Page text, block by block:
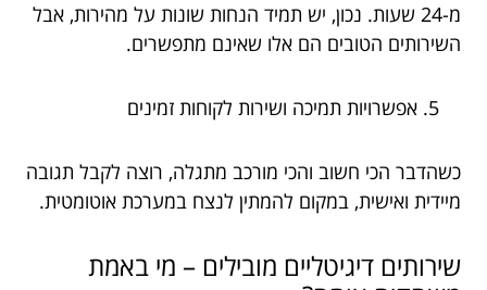
מ-24 שעות. נכון, יש תמיד הנחות שונות על מהירות, אבל
השירותים הטובים הם אלו שאינם מתפשרים.
אפשרויות תמיכה ושירות לקוחות זמינים
כשהדבר הכי חשוב והכי מורכב מתגלה, רוצה לקבל תגובה
מיידית ואישית, במקום להמתין לנצח במערכת אוטומטית.
שירותים דיגיטליים מובילים – מי באמת